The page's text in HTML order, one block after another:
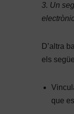
3. Un
D’altra
els
que